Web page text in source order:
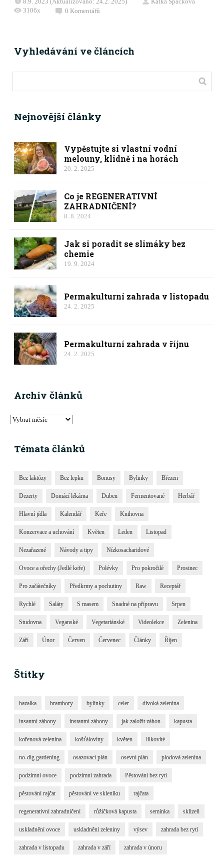
3106x
0 Komentářů
Vyhledávání ve článcích
Nejnovější články
Vypěstujte si vlastní vodní
melouny, klidně i na horách
20. 2. 2025
Co je REGENERATIVNÍ
ZAHRADNIČENÍ?
8. 8. 2024
Jak si poradit se slimáky bez
chemie
19. 9. 2024
Permakulturní zahrada v listopadu
24. 2. 2025
Permakulturní zahrada v říjnu
24. 2. 2025
Archiv článků
Témata článků
Bez laktózy Bez lepku Bonusy Bylinky Březen
Dezerty Domácí lékárna Duben Fermentované Herbář
Hlavní jídla Kalendář Keře Knihovna
Konzervace a uchování Květen Leden Listopad
Nezařazené Návody a tipy Nízkosacharidové
Ovoce a ořechy (Jedlé keře) Polévky Pro pokročilé Prosinec
Pro začátečníky Předkrmy a pochutiny Raw Receptář
Rychlé Saláty S masem Snadné na přípravu Srpen
Studovna Veganské Vegetariánské Videolekce Zelenina
Září Únor Červen Červenec Články Říjen
Štítky
bazalka brambory bylinky celer divoká zelenina
insantní záhony instantní záhony jak založit záhon kapusta
kořenová zelenina košťáloviny květen lilkovité
no-dig gardening osazovací plán osevní plán plodová zelenina
podzimní ovoce podzimní zahrada Pěstování bez rytí
pěstování rajčat pěstování ve skleníku rajčata
regenerativní zahradničení růžičková kapusta semínka sklizeň
uskladnění ovoce uskladnění zeleniny výsev zahrada bez rytí
zahrada v listopadu zahrada v září zahrada v únoru